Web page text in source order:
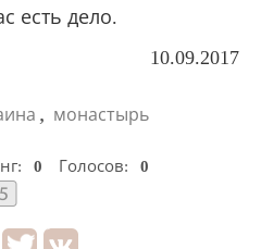
есть дело.
10.09.2017
, монастырь
0 Голосов:
0